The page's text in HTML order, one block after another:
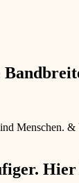
Menschen. &